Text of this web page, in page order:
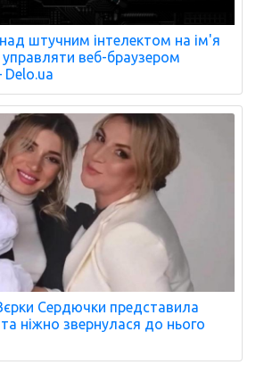
штучним інтелектом на ім'я
веб-браузером
Delo.ua
Сердючки представила
ніжно звернулася до нього